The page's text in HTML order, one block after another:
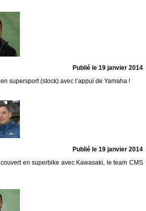
Publié le 19 janvier 2014
supersport (stock) avec l’appui de Yamaha !
Publié le 19 janvier 2014
en superbike avec Kawasaki, le team CMS